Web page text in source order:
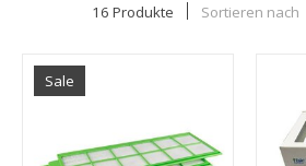
16 Produkte Sortieren nach
Sale